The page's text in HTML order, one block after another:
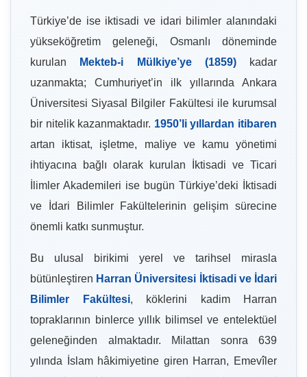
Türkiye’de ise iktisadi ve idari bilimler alanındaki
yükseköğretim geleneği, Osmanlı döneminde
kurulan
Mekteb-i Mülkiye’ye (1859)kadar
uzanmakta; Cumhuriyet’in ilk yıllarında Ankara
Üniversitesi Siyasal Bilgiler Fakültesi ile kurumsal
bir nitelik kazanmaktadır. 1950’li yıllardan itibaren
artan iktisat, işletme, maliye ve kamu yönetimi
ihtiyacına bağlı olarak kurulan İktisadi ve Ticari
İlimler Akademileri ise bugün Türkiye’deki İktisadi
ve İdari Bilimler Fakültelerinin gelişim sürecine
önemli katkı sunmuştur.
Bu ulusal birikimi yerel ve tarihsel mirasla
bütünleştiren Harran Üniversitesi İktisadi ve İdari
Bilimler Fakültesi, köklerini kadim Harran
topraklarının binlerce yıllık bilimsel ve entelektüel
geleneğinden almaktadır. Milattan sonra 639
yılında İslam hâkimiyetine giren Harran, Emevîler